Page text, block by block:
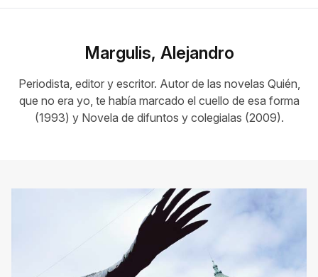
Margulis, Alejandro
Periodista, editor y escritor. Autor de las novelas Quién,
que no era yo, te había marcado el cuello de esa forma
(1993) y Novela de difuntos y colegialas (2009).